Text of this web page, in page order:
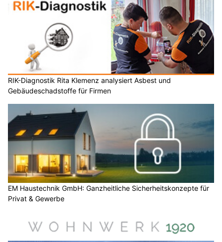
RIK-Diagnostik Rita Klemenz analysiert Asbest und
Gebäudeschadstoffe für Firmen
EM Haustechnik GmbH: Ganzheitliche Sicherheitskonzepte für
Privat & Gewerbe